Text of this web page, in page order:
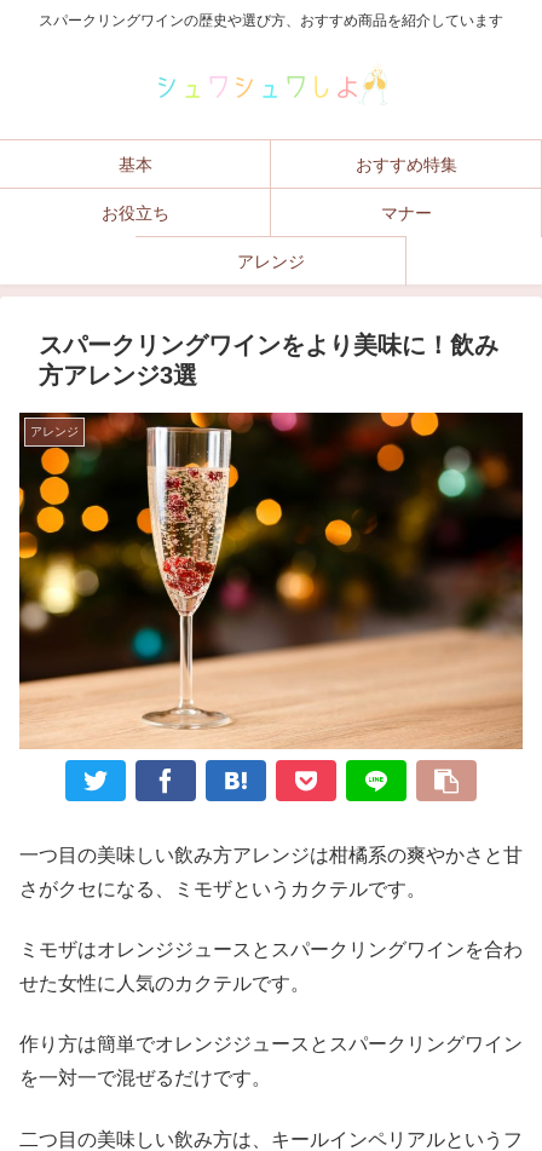
スパークリングワインの歴史や選び方、おすすめ商品を紹介しています
基本 おすすめ特集
お役立ち マナー
アレンジ
スパークリングワインをより美味に！飲み
方アレンジ3選
アレンジ
一つ目の美味しい飲み方アレンジは柑橘系の爽やかさと甘
さがクセになる、ミモザというカクテルです。
ミモザはオレンジジュースとスパークリングワインを合わ
せた女性に人気のカクテルです。
作り方は簡単でオレンジジュースとスパークリングワイン
を一対一で混ぜるだけです。
二つ目の美味しい飲み方は、キールインペリアルというフ